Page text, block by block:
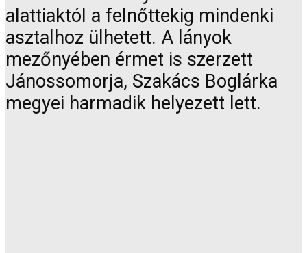
alattiaktól a felnőttekig mindenki
asztalhoz ülhetett. A lányok
mezőnyében érmet is szerzett
Jánossomorja, Szakács Boglárka
megyei harmadik helyezett lett.